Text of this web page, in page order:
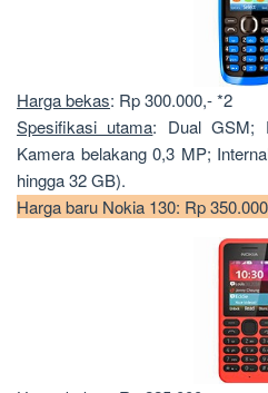
Harga bekas: Rp 300.000,- *2
Spesifikasi utama: Dual GSM;
Kamera belakang 0,3 MP;
hingga 32 GB).
Harga baru Nokia 130: Rp